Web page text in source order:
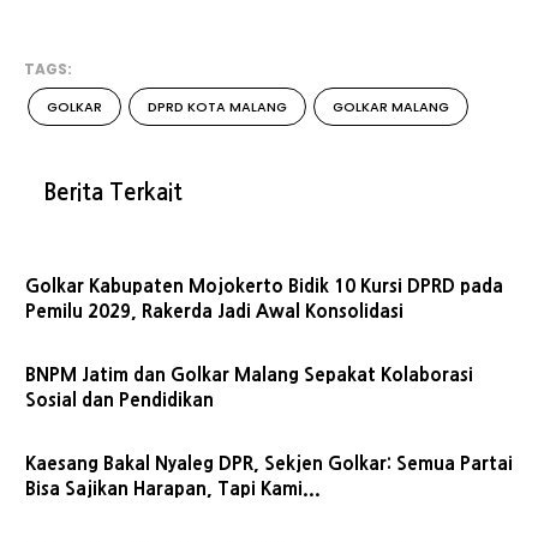
TAGS:
GOLKAR DPRD KOTA MALANG GOLKAR MALANG
Berita Terkait
Golkar Kabupaten Mojokerto Bidik 10 Kursi DPRD pada
Pemilu 2029, Rakerda Jadi Awal Konsolidasi
BNPM Jatim dan Golkar Malang Sepakat Kolaborasi
Sosial dan Pendidikan
Kaesang Bakal Nyaleg DPR, Sekjen Golkar: Semua Partai
Bisa Sajikan Harapan, Tapi Kami...